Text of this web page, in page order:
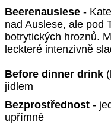
Beerenauslese -
nad Auslese, ale pod
botrytických hroznů.
leckteré intenzivně
Before dinner drink
jídlem
Bezprostřednost -
upřímně